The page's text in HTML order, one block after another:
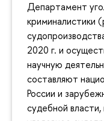
Департамент
криминалистики
2020 г. и
научную
составляют
России и
судебной